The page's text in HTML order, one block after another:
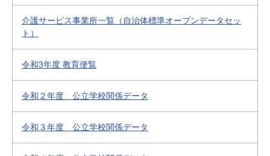
介護サービス事業所一覧（自治体標準オープンデータセッ
ト）
令和3年度 教育便覧
令和２年度 公立学校関係データ
令和３年度 公立学校関係データ